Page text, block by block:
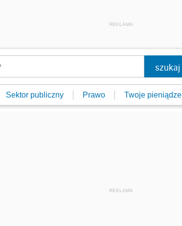
REKLAMA
Sektor publiczny Prawo Twoje pieniądze